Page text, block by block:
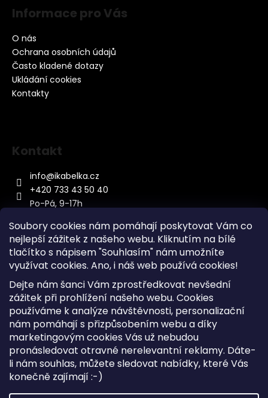
Soubory cookies nám pomáhají poskytovat Vám co
nejlepší zážitek z našeho webu. Kliknutím na bílé
tlačítko s nápisem "Souhlasím" nám umožníte
využívat cookies. Ano, i náš web používá cookies!
Dejte nám šanci Vám zprostředkovat nevšední
zážitek při prohlížení našeho webu. Cookies
používáme k analýze návštěvnosti, personalizační
nám pomáhají s přizpůsobením webu a díky
marketingovým cookies Vás už nebudou
pronásledovat otravné nerelevantní reklamy. Dáte-
li nám souhlas, můžete sledovat nabídky, které Vás
konečně zajímají :-)
Informace pro Vás
O nás
Ochrana osobních údajů
Často kladené dotazy
Ukládání cookies
Kontakty
Kontakt
info@ikabelka.cz
+420 733 43 50 40
Po-Pá, 9-17h
Kontakt
Sitemap
Doprava a Platba
Reklamace Zboží
Obchodní podmínky